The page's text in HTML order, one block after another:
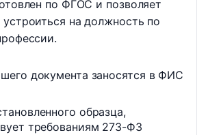
по ФГОС и позволяет
на должность по
документа заносятся в ФИС
образца,
требованиям 273-ФЗ